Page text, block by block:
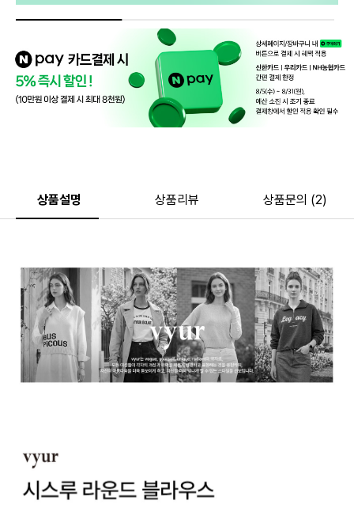
상품설명 상품리뷰 상품문의 (2)